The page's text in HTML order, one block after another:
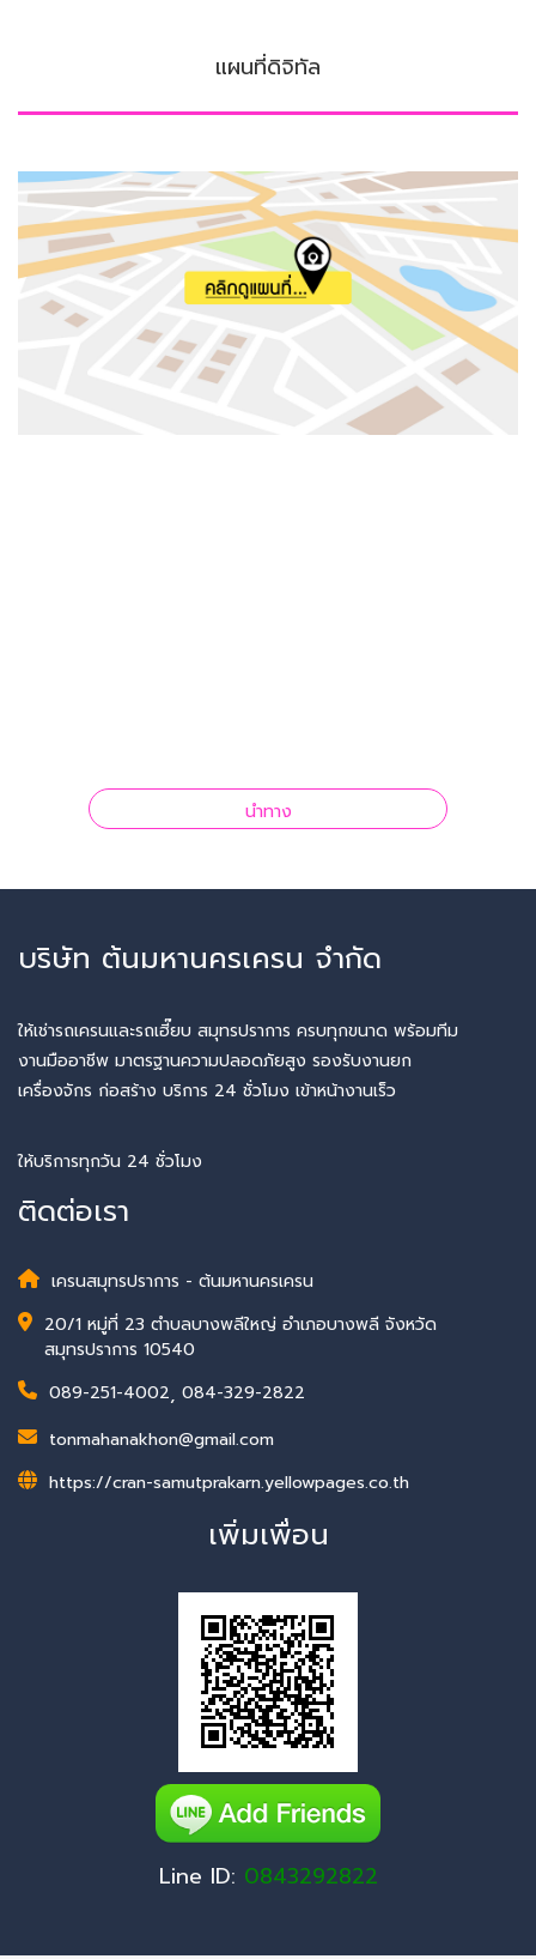
แผนที่ดิจิทัล
นำทาง
บริษัท ต้นมหานครเครน จำกัด
ให้เช่ารถเครนและรถเฮี๊ยบ สมุทรปราการ ครบทุกขนาด พร้อมทีม
งานมืออาชีพ มาตรฐานความปลอดภัยสูง รองรับงานยก
เครื่องจักร ก่อสร้าง บริการ 24 ชั่วโมง เข้าหน้างานเร็ว
ให้บริการทุกวัน 24 ชั่วโมง
ติดต่อเรา
เครนสมุทรปราการ - ต้นมหานครเครน
20/1 หมู่ที่ 23 ตำบลบางพลีใหญ่ อำเภอบางพลี จังหวัด
สมุทรปราการ 10540
089-251-4002, 084-329-2822
tonmahanakhon@gmail.com
https://cran-samutprakarn.yellowpages.co.th
เพิ่มเพื่อน
Line ID: 0843292822